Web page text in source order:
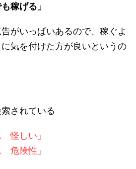
稼げる」
がいっぱいあるので、稼ぐよ
気を付けた方が良いというの
されている
怪しい」
危険性」